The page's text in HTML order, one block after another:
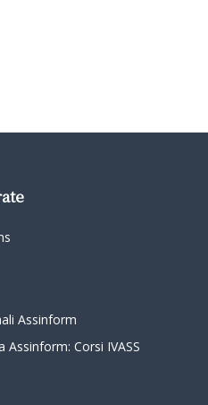
Assinform
Assinform: Corsi IVASS